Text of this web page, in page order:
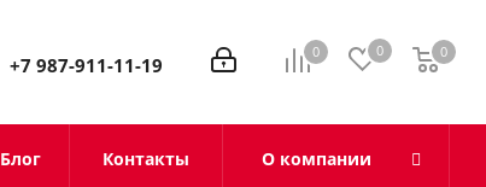
0 0 0
0
+7 987-911-11-19
Блог Контакты О компании